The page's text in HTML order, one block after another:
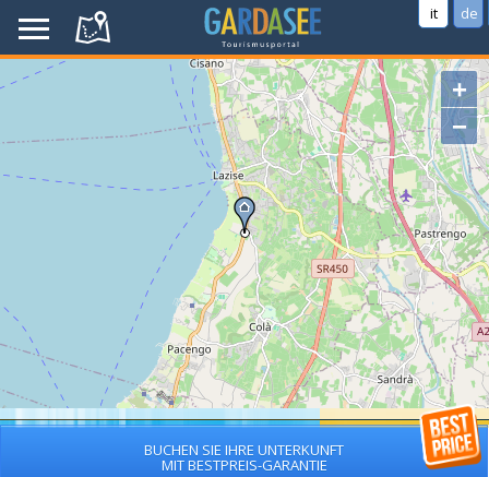
it de
+
−
BUCHEN SIE IHRE UNTERKUNFT
MIT BESTPREIS-GARANTIE